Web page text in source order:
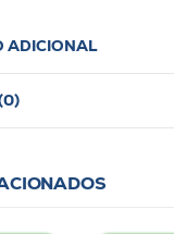
ADICIONAL